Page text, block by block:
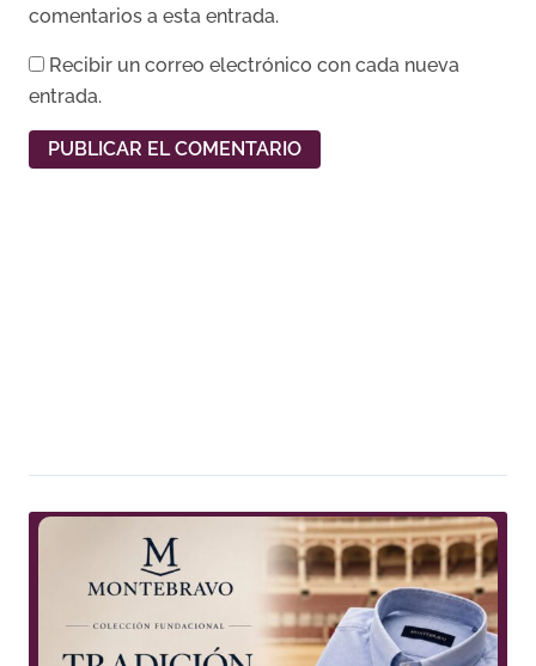
comentarios a esta entrada.
Recibir un correo electrónico con cada nueva
entrada.